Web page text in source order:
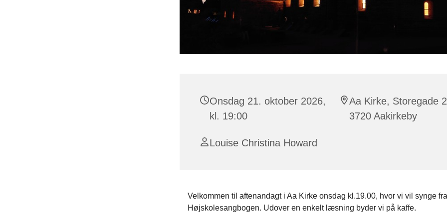
Onsdag 21. oktober 2026,
kl. 19:00
Aa Kirke, Storegade
3720 Aakirkeby
Louise Christina Howard
Velkommen til aftenandagt i Aa Kirke onsdag kl.19.00, hvor vi vil synge fra
Højskolesangbogen. Udover en enkelt læsning byder vi på kaffe.